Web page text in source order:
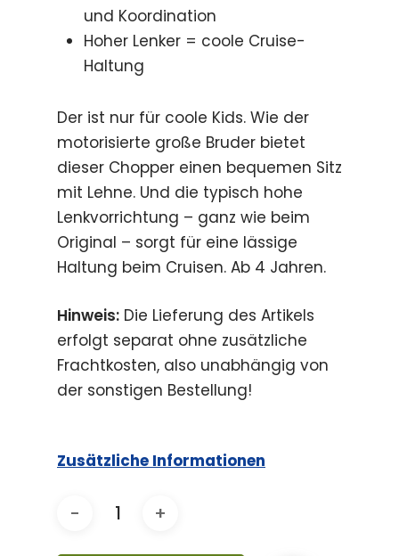
und Koordination
Hoher Lenker = coole Cruise-
Haltung
Der ist nur für coole Kids. Wie der
motorisierte große Bruder bietet
dieser Chopper einen bequemen Sitz
mit Lehne. Und die typisch hohe
Lenkvorrichtung – ganz wie beim
Original – sorgt für eine lässige
Haltung beim Cruisen. Ab 4 Jahren.
Hinweis: Die Lieferung des Artikels
erfolgt separat ohne zusätzliche
Frachtkosten, also unabhängig von
der sonstigen Bestellung!
Zusätzliche Informationen